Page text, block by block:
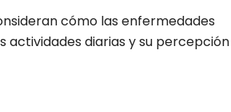
cómo las enfermedades
actividades diarias y su percepción